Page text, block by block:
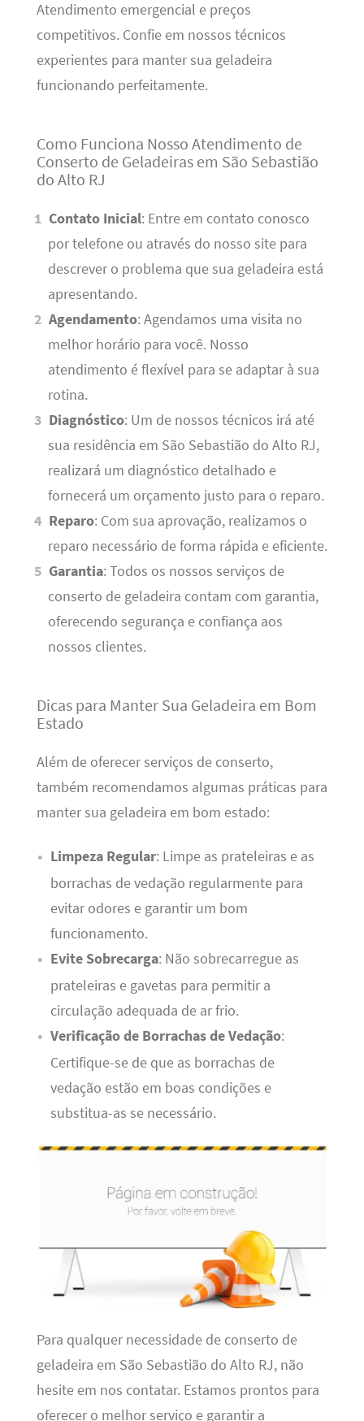
Atendimento emergencial e preços
competitivos. Confie em nossos técnicos
experientes para manter sua geladeira
funcionando perfeitamente.
Como Funciona Nosso Atendimento de
Conserto de Geladeiras em São Sebastião
do Alto RJ
Contato Inicial: Entre em contato conosco
por telefone ou através do nosso site para
descrever o problema que sua geladeira está
apresentando.
Agendamento: Agendamos uma visita no
melhor horário para você. Nosso
atendimento é flexível para se adaptar à sua
rotina.
Diagnóstico: Um de nossos técnicos irá até
sua residência em São Sebastião do Alto RJ,
realizará um diagnóstico detalhado e
fornecerá um orçamento justo para o reparo.
Reparo: Com sua aprovação, realizamos o
reparo necessário de forma rápida e eficiente.
Garantia: Todos os nossos serviços de
conserto de geladeira contam com garantia,
oferecendo segurança e confiança aos
nossos clientes.
Dicas para Manter Sua Geladeira em Bom
Estado
Além de oferecer serviços de conserto,
também recomendamos algumas práticas para
manter sua geladeira em bom estado:
Limpeza Regular: Limpe as prateleiras e as
borrachas de vedação regularmente para
evitar odores e garantir um bom
funcionamento.
Evite Sobrecarga: Não sobrecarregue as
prateleiras e gavetas para permitir a
circulação adequada de ar frio.
Verificação de Borrachas de Vedação:
Certifique-se de que as borrachas de
vedação estão em boas condições e
substitua-as se necessário.
Para qualquer necessidade de conserto de
geladeira em São Sebastião do Alto RJ, não
hesite em nos contatar. Estamos prontos para
oferecer o melhor serviço e garantir a